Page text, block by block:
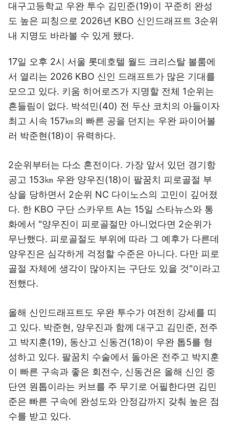
대구고등학교 우완 투수 김민준(19)이 꾸준히 완성
도 높은 피칭으로 2026년 KBO 신인드래프트 3순위
내 지명도 바라볼 수 있게 됐다.
17일 오후 2시 서울 롯데호텔 월드 크리스탈 볼룸에
서 열리는 2026 KBO 신인 드래프트가 많은 기대를
모으고 있다. 키움 히어로즈가 지명할 전체 1순위는
흔들림이 없다. 박석민(40) 전 두산 코치의 아들이자
최고 시속 157㎞의 빠른 공을 던지는 우완 파이어볼
러 박준현(18)이 유력하다.
2순위부터는 다소 혼전이다. 가장 앞서 있던 경기항
공고 153㎞ 우완 양우진(18)이 팔꿈치 피로골절 부
상을 당하면서 2순위 NC 다이노스의 고민이 깊어졌
다. 한 KBO 구단 스카우트 A는 15일 스타뉴스와 통
화에서 "양우진이 피로골절만 아니었다면 2순위가
무난했다. 피로골절도 부위에 따라 그 예후가 다른데
양우진은 심각하게 걱정할 수준은 아니다. 다만 피로
골절 자체에 생각이 많아지는 구단도 있을 것"이라고
전했다.
올해 신인드래프트도 우완 투수가 여전히 강세를 띠
고 있다. 박준현, 양우진과 함께 대구고 김민준, 전주
고 박지훈(19), 동산고 신동건(18)이 우완 톱5를 형
성하고 있다. 팔꿈치 수술에서 돌아온 전주고 박지훈
이 빠른 구속과 좋은 회전수, 신동건은 올해 신인 중
단연 원톱이라는 커브를 주 무기로 어필한다면 김민
준은 빠른 구속에 완성도와 안정감까지 갖춰 높은 점
수를 받고 있다.